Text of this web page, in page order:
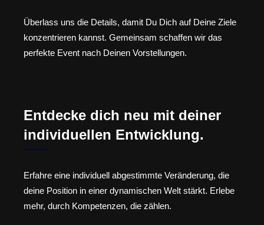
Überlass uns die Details, damit Du Dich auf Deine Ziele
konzentrieren kannst. Gemeinsam schaffen wir das
perfekte Event nach Deinen Vorstellungen.
Entdecke dich neu mit deiner
individuellen Entwicklung.
Erfahre eine individuell abgestimmte Veränderung, die
deine Position in einer dynamischen Welt stärkt. Erlebe
mehr, durch Kompetenzen, die zählen.